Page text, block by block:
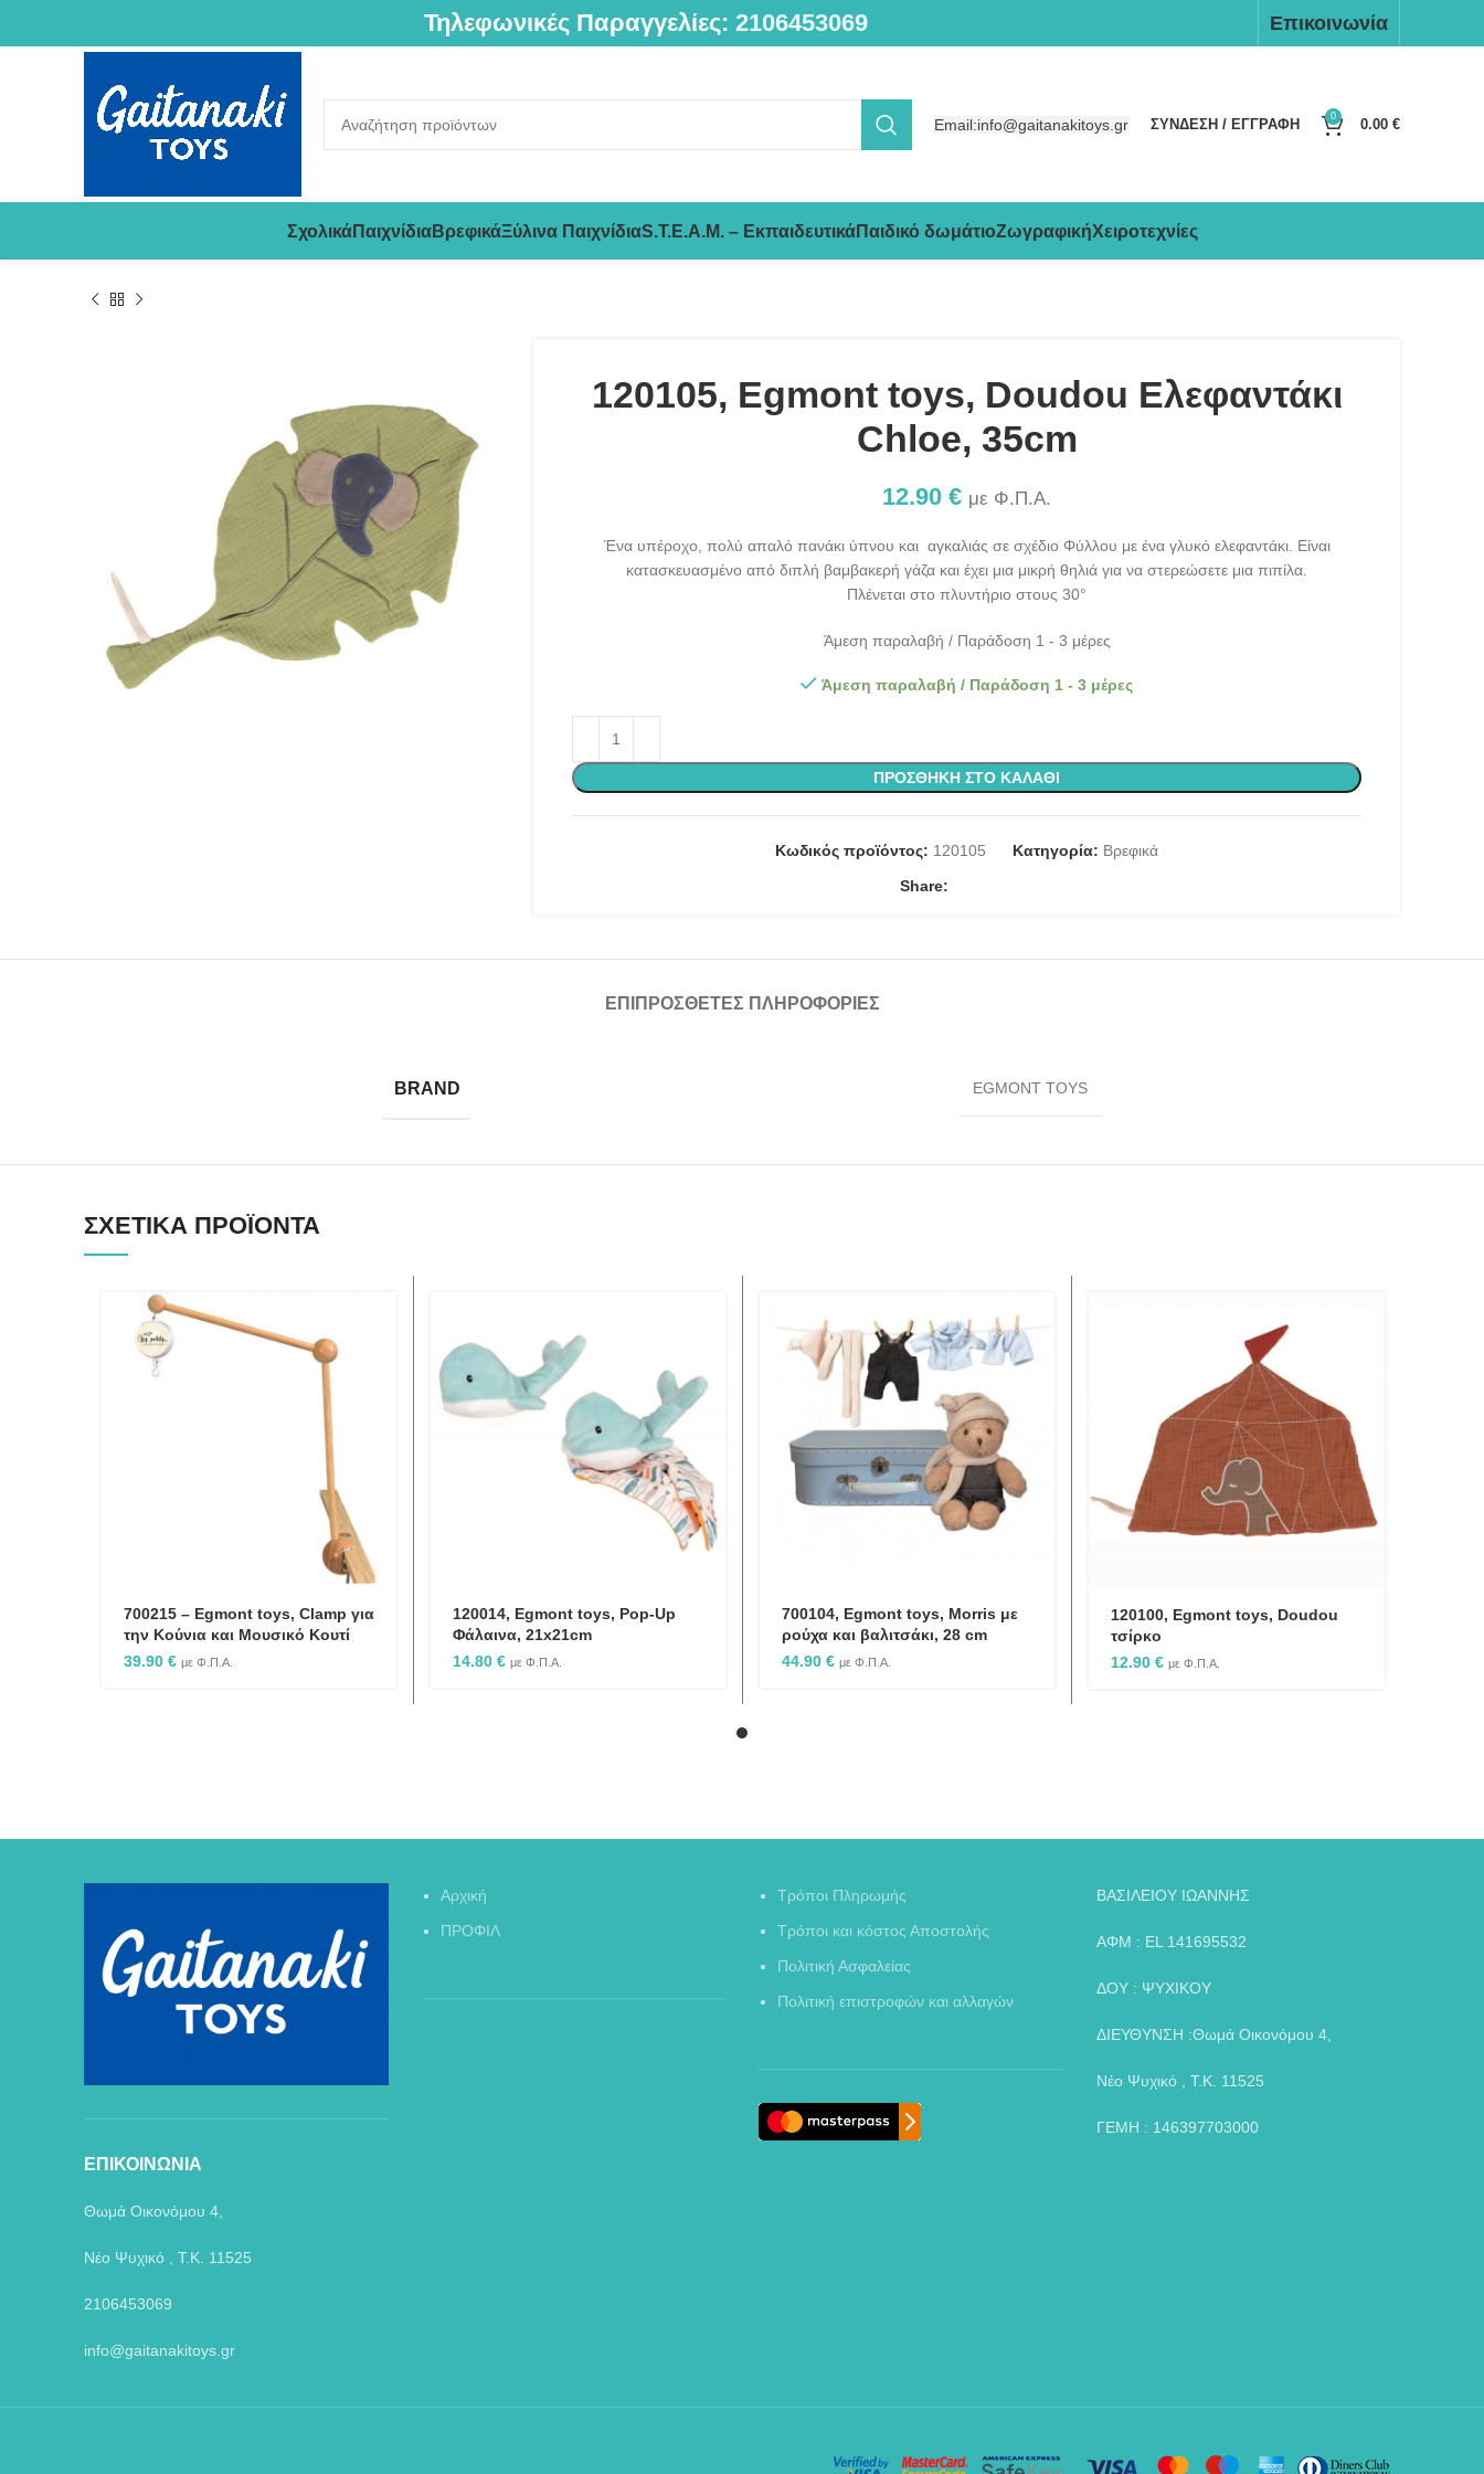
Τηλεφωνικές Παραγγελίες: 2106453069 Επικοινωνία
Email:info@gaitanakitoys.gr ΣΥΝΔΕΣΗ / ΕΓΓΡΑΦΗ
0
0.00 €
ΣχολικάΠαιχνίδιαΒρεφικάΞύλινα ΠαιχνίδιαS.T.E.A.M. – ΕκπαιδευτικάΠαιδικό δωμάτιοΖωγραφικήΧειροτεχνίες
120105, Egmont toys, Doudou Ελεφαντάκι
Chloe, 35cm
12.90€ με Φ.Π.Α.
Ένα υπέροχο, πολύ απαλό πανάκι ύπνου και αγκαλιάς σε σχέδιο Φύλλου με ένα γλυκό ελεφαντάκι. Είναι
κατασκευασμένο από διπλή βαμβακερή γάζα και έχει μια μικρή θηλιά για να στερεώσετε μια πιπίλα.
Πλένεται στο πλυντήριο στους 30°
Άμεση παραλαβή / Παράδοση 1 - 3 μέρες
Άμεση παραλαβή / Παράδοση 1 - 3 μέρες
ΠΡΟΣΘΉΚΗ ΣΤΟ ΚΑΛΆΘΙ
Κωδικός προϊόντος: 120105 Κατηγορία: Βρεφικά
Share:
ΕΠΙΠΡΌΣΘΕΤΕΣ ΠΛΗΡΟΦΟΡΊΕΣ
BRAND EGMONT TOYS
ΣΧΕΤΙΚΆ ΠΡΟΪΌΝΤΑ
700215 – Egmont toys, Clamp για
την Κούνια και Μουσικό Κουτί
39.90 € με Φ.Π.Α.
120014, Egmont toys, Pop-Up
Φάλαινα, 21x21cm
14.80 € με Φ.Π.Α.
700104, Egmont toys, Morris με
ρούχα και βαλιτσάκι, 28 cm
44.90 € με Φ.Π.Α.
120100, Egmont toys, Doudou
τσίρκο
12.90 € με Φ.Π.Α.
ΕΠΙΚΟΙΝΩΝΙΑ
Θωμά Οικονόμου 4,
Νέο Ψυχικό , Τ.Κ. 11525
2106453069
info@gaitanakitoys.gr
Αρχική
ΠΡΟΦΙΛ
Τρόποι Πληρωμής
Τρόποι και κόστος Αποστολής
Πολιτική Ασφαλείας
Πολιτική επιστροφών και αλλαγών
ΒΑΣΙΛΕΙΟΥ ΙΩΑΝΝΗΣ
ΑΦΜ : EL 141695532
ΔΟΥ : ΨΥΧΙΚΟΥ
ΔΙΕΥΘΥΝΣΗ :Θωμά Οικονόμου 4,
Νέο Ψυχικό , Τ.Κ. 11525
ΓΕΜΗ : 146397703000